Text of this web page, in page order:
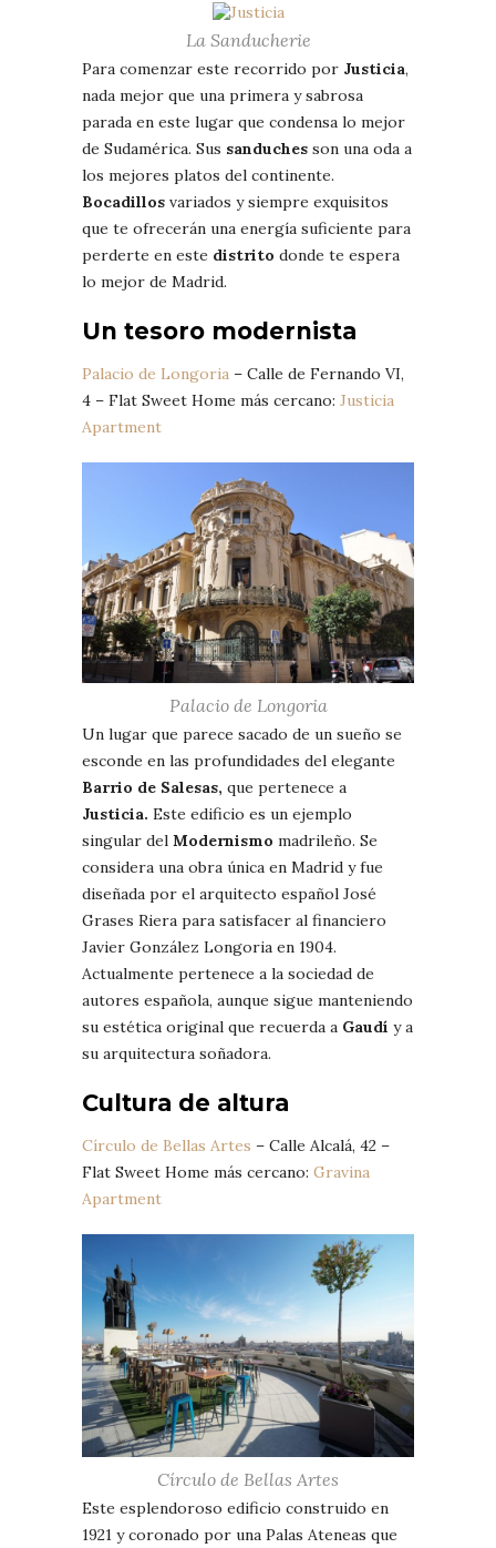
La Sanducherie
Para comenzar este recorrido por Justicia,
nada mejor que una primera y sabrosa
parada en este lugar que condensa lo mejor
de Sudamérica. Sus sanduches son una oda a
los mejores platos del continente.
Bocadillos variados y siempre exquisitos
que te ofrecerán una energía suficiente para
perderte en este distrito donde te espera
lo mejor de Madrid.
Un tesoro modernista
Palacio de Longoria – Calle de Fernando VI,
4 – Flat Sweet Home más cercano: Justicia
Apartment
Palacio de Longoria
Un lugar que parece sacado de un sueño se
esconde en las profundidades del elegante
Barrio de Salesas, que pertenece a
Justicia. Este edificio es un ejemplo
singular del Modernismo madrileño. Se
considera una obra única en Madrid y fue
diseñada por el arquitecto español José
Grases Riera para satisfacer al financiero
Javier González Longoria en 1904.
Actualmente pertenece a la sociedad de
autores española, aunque sigue manteniendo
su estética original que recuerda a Gaudí y a
su arquitectura soñadora.
Cultura de altura
Círculo de Bellas Artes – Calle Alcalá, 42 –
Flat Sweet Home más cercano: Gravina
Apartment
Círculo de Bellas Artes
Este esplendoroso edificio construido en
1921 y coronado por una Palas Ateneas que